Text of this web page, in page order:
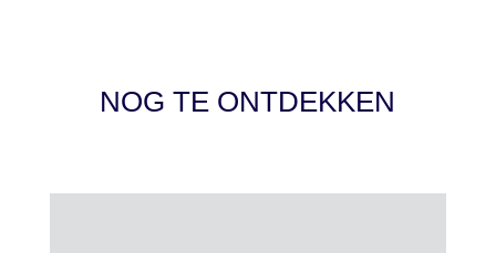
NOG TE ONTDEKKEN